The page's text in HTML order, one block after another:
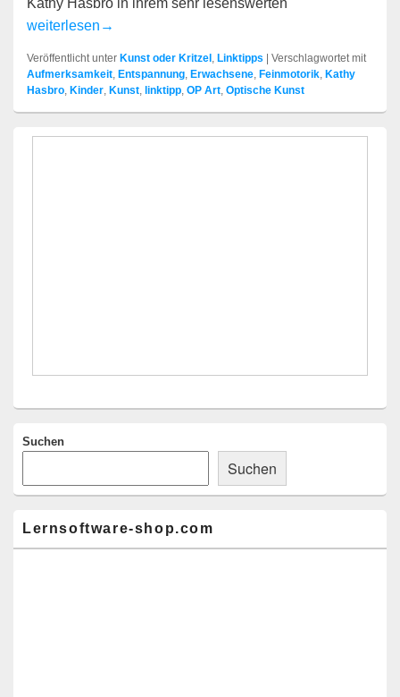
Kathy Hasbro in ihrem sehr lesenswerten
Optische Kunst
weiterlesen →
Veröffentlicht unter Kunst oder Kritzel , Linktipps
Verschlagwortet mit
Aufmerksamkeit, Entspannung, Erwachsene, Feinmotorik, Kathy
Hasbro, Kinder, Kunst, linktipp, OP Art, Optische Kunst
Primärer
Suchen
Suchen
Lernsoftware-shop.com